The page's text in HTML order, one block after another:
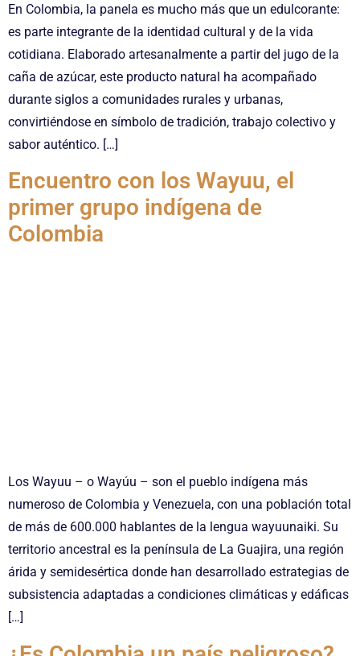
En Colombia, la panela es mucho más que un edulcorante:
es parte integrante de la identidad cultural y de la vida
cotidiana. Elaborado artesanalmente a partir del jugo de la
caña de azúcar, este producto natural ha acompañado
durante siglos a comunidades rurales y urbanas,
convirtiéndose en símbolo de tradición, trabajo colectivo y
sabor auténtico. […]
Encuentro con los Wayuu, el
primer grupo indígena de
Colombia
Los Wayuu – o Wayúu – son el pueblo indígena más
numeroso de Colombia y Venezuela, con una población total
de más de 600.000 hablantes de la lengua wayuunaiki. Su
territorio ancestral es la península de La Guajira, una región
árida y semidesértica donde han desarrollado estrategias de
subsistencia adaptadas a condiciones climáticas y edáficas
[…]